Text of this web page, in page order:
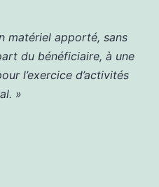
matériel apporté, sans
du bénéficiaire, à une
l’exercice d’activités
»